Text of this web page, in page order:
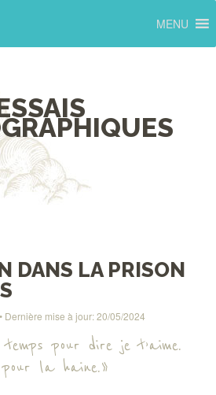
MENU
DANS LA PRISON
Dernière mise à jour:20/05/2024
pour dire je t’aime.
la haine. »